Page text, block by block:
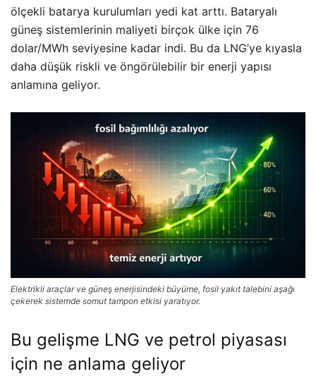
ölçekli batarya kurulumları yedi kat arttı. Bataryalı
güneş sistemlerinin maliyeti birçok ülke için 76
dolar/MWh seviyesine kadar indi. Bu da LNG’ye kıyasla
daha düşük riskli ve öngörülebilir bir enerji yapısı
anlamına geliyor.
Elektrikli araçlar ve güneş enerjisindeki büyüme, fosil yakıt talebini aşağı
çekerek sistemde somut tampon etkisi yaratıyor.
Bu gelişme LNG ve petrol piyasası
için ne anlama geliyor